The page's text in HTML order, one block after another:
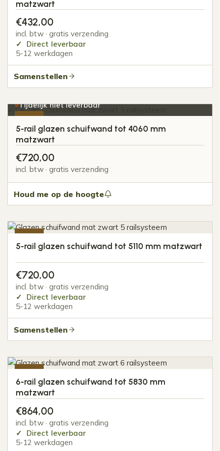
matzwart
€432,00
incl. btw · gratis verzending
Direct leverbaar
5-12 werkdagen
Samenstellen
Tijdelijk niet leverbaar
5-rail glazen schuifwand tot 4060 mm
matzwart
€720,00
incl. btw · gratis verzending
Houd me op de hoogte
5-rail glazen schuifwand tot 5110 mm matzwart
€720,00
incl. btw · gratis verzending
Direct leverbaar
5-12 werkdagen
Samenstellen
6-rail glazen schuifwand tot 5830 mm
matzwart
€864,00
incl. btw · gratis verzending
Direct leverbaar
5-12 werkdagen